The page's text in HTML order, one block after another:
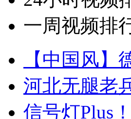
一周视频排
【中国风
河北无腿老
信号灯Plus